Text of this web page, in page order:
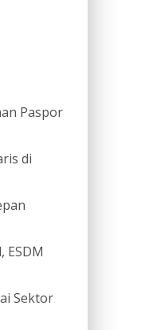
Paspor
di
Sektor